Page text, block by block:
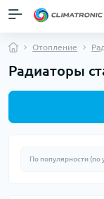
Отопление
Радиаторы